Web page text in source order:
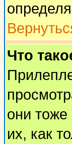
Что
они
их, как